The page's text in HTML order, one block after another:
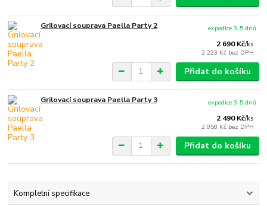
Grilovací souprava Paella Party 2
2 690 Kč/ks
2 223 Kč bez DPH
expedice 3-5 dnů
Přidat do košíku
Grilovací souprava Paella Party 3
2 490 Kč/ks
2 058 Kč bez DPH
expedice 3-5 dnů
Přidat do košíku
Kompletní specifikace